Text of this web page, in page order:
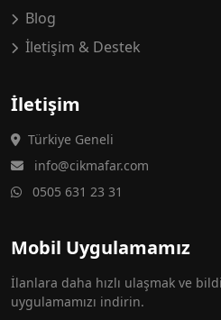
Blog
İletişim & Destek
İletişim
Türkiye Geneli
info@cikmafar.com
0505 631 23 31
Mobil Uygulamamız
İlanlara daha hızlı ulaşmak ve
uygulamamızı indirin.